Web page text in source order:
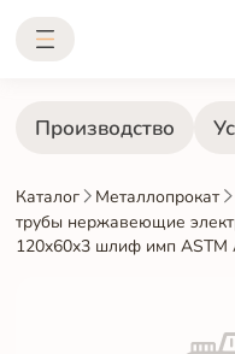
Производство
Каталог Металлопрокат
трубы нержавеющие
120x60x3 шлиф имп ASTM